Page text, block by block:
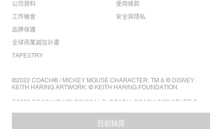
目前缺貨
公司資料
工作機會
品牌保護
全球商業誠信計畫
TAPESTRY
使用條款
安全與隱私
©2022 COACH® / MICKEY MOUSE CHARACTER: TM & © DISNEY.
KEITH HARING ARTWORK: © KEITH HARING FOUNDATION.
©2022 COACH IP HOLDINGS LLC. COACH, COACH SIGNATURE C